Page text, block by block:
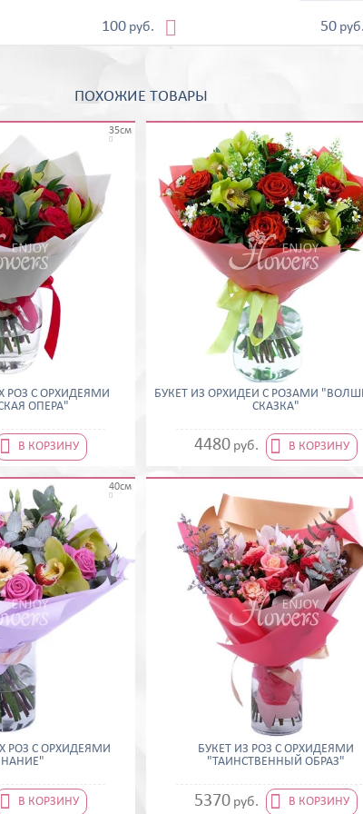
100 руб.  50 руб.
ПОХОЖИЕ ТОВАРЫ
РОЗ С ОРХИДЕЯМИ
ОПЕРА"
 В КОРЗИНУ
35см

БУКЕТ ИЗ ОРХИДЕЙ С РОЗАМИ
СКАЗКА"
4480 руб.  В КОРЗИНУ
РОЗ С ОРХИДЕЯМИ
 В КОРЗИНУ
40см

БУКЕТ ИЗ РОЗ С ОРХИДЕЯМИ
"ТАИНСТВЕННЫЙ ОБРАЗ"
5370 руб.  В КОРЗИНУ